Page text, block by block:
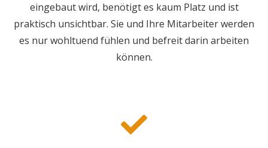
eingebaut wird, benötigt es kaum Platz und ist
praktisch unsichtbar. Sie und Ihre Mitarbeiter werden
es nur wohltuend fühlen und befreit darin arbeiten
können.